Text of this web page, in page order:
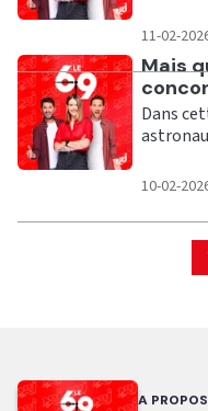
11-02-
Mais
Dans
10-02-
A